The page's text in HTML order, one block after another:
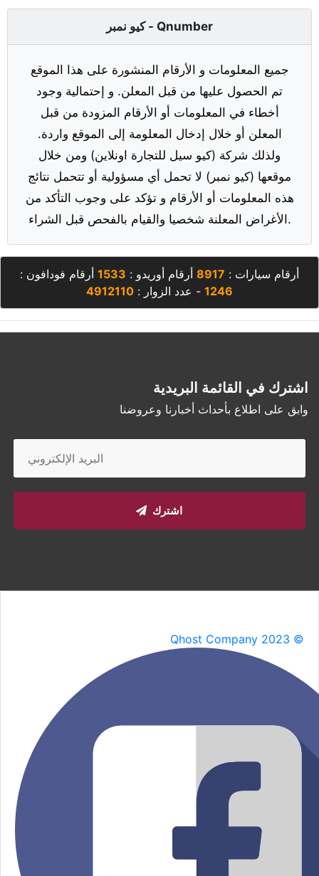
كيو نمبر - Qnumber
جميع المعلومات و الأرقام المنشورة على هذا الموقع
تم الحصول عليها من قبل المعلن. و إحتمالية وجود
أخطاء في المعلومات أو الأرقام المزودة من قبل
المعلن أو خلال إدخال المعلومة إلى الموقع واردة.
ولذلك شركة (كيو سيل للتجارة اونلاين) ومن خلال
موقعها (كيو نمبر) لا تحمل أي مسؤولية أو تتحمل نتائج
هذه المعلومات أو الأرقام و تؤكد على وجوب التأكد من
الأغراض المعلنة شخصيا والقيام بالفحص قبل الشراء.
أرقام سيارات : 8917 أرقام أوريدو : 1533 أرقام فودافون :
1246 - عدد الزوار : 4912110
اشترك في القائمة البريدية
وابق على اطلاع بأحداث أخبارنا وعروضنا
اشترك
Qhost Company 2023 ©